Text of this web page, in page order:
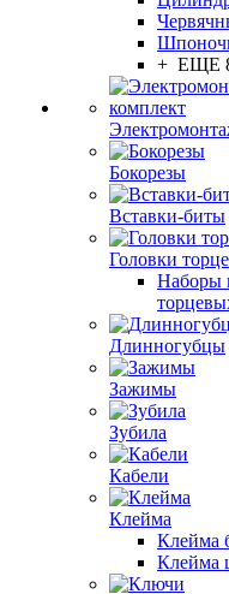
+ ЕЩЕ
Бокорезы
Вставки-биты
Головки
Наборы
Длинногубцы
Зажимы
Зубила
Кабели
Клейма
Клейма
Клейма